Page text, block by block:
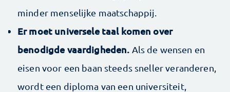
minder menselijke maatschappij.
Er moet universele taal komen over
benodigde vaardigheden. Als de wensen en
eisen voor een baan steeds sneller veranderen,
wordt een diploma van een universiteit,